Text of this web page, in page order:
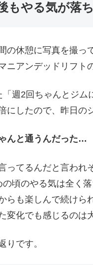
もやる気が落
の休憩に写真を撮っ
ニアンデッドリフト
週2回ちゃんとジム
にしたので、昨日の
んと通うんだった…
ってるんだと言われ
頃のやる気は全く
らも楽しんで続けら
変化でも感じるのは
りです。